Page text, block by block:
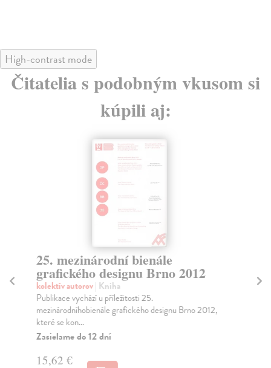
High-contrast mode
Čitatelia s podobným vkusom si
kúpili aj:
25. mezinárodní bienále
grafického designu Brno 2012
kolektív autorov| Kniha
Publikace vychází u příležitosti 25.
mezinárodníhobienále grafického designu Brno 2012,
které se kon...
Zasielame do 12 dní
15,62 €